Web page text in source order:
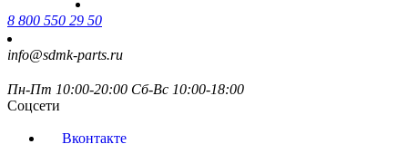
8 800 550 29 50
info@sdmk-parts.ru
Пн-Пт 10:00-20:00 Сб-Вс 10:00-18:00
Соцсети
Вконтакте